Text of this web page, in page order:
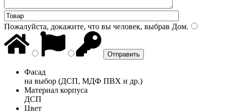
Пожалуйста, докажите, что вы человек, выбрав Дом.
Фасад
на выбор (ДСП, МДФ ПВХ и др.)
Материал корпуса
ДСП
Цвет